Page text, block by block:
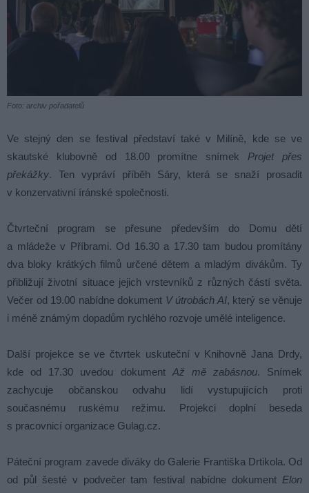
Foto: archiv pořadatelů
Ve stejný den se festival představí také v Milíně, kde se ve
skautské klubovně od 18.00 promítne snímek Projet přes
překážky. Ten vypráví příběh Sáry, která se snaží prosadit
v konzervativní íránské společnosti.
Čtvrteční program se přesune především do Domu dětí
a mládeže v Příbrami. Od 16.30 a 17.30 tam budou promítány
dva bloky krátkých filmů určené dětem a mladým divákům. Ty
přibližují životní situace jejich vrstevníků z různých částí světa.
Večer od 19.00 nabídne dokument V útrobách AI, který se věnuje
i méně známým dopadům rychlého rozvoje umělé inteligence.
Další projekce se ve čtvrtek uskuteční v Knihovně Jana Drdy,
kde od 17.30 uvedou dokument Až mě zabásnou. Snímek
zachycuje občanskou odvahu lidí vystupujících proti
současnému ruskému režimu. Projekci doplní beseda
s pracovnicí organizace Gulag.cz.
Páteční program zavede diváky do Galerie Františka Drtikola. Od
od půl šesté v podvečer tam festival nabídne dokument Elon